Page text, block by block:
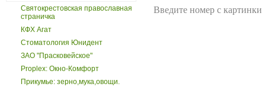
Святокрестовская православная
страничка
КФХ Агат
Стоматология Юнидент
ЗАО "Прасковейское"
Proplex: Окно-Комфорт
Прикумье: зерно,мука,овощи.
Введите номер с